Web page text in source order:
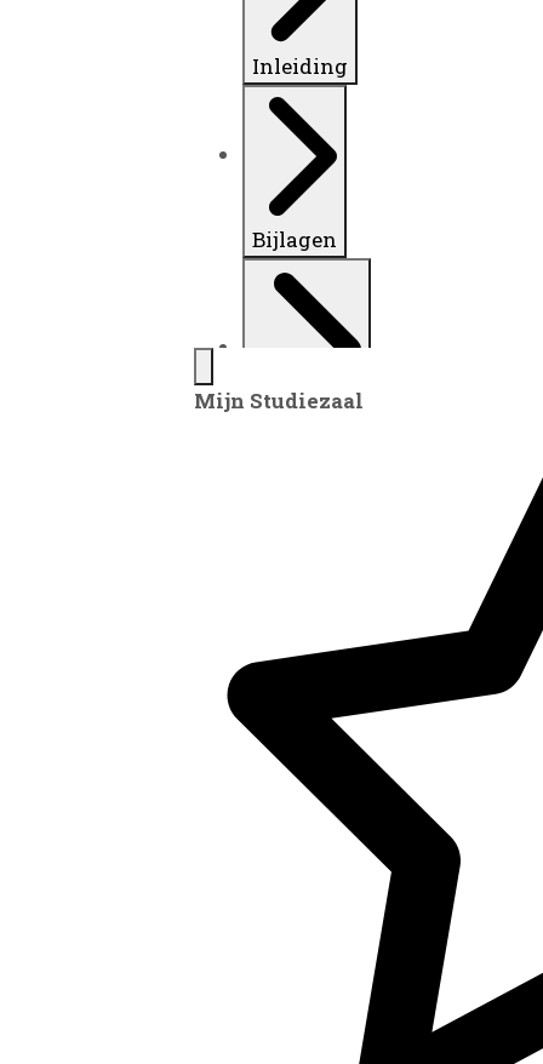
Inleiding
Bijlagen
Mijn Studiezaal